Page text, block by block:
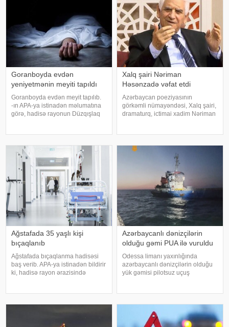
Goranboyda evdən
yeniyetmənin meyiti tapıldı
Goranboyda evdən meyit tapılıb.
-ın APA-ya istinadən məlumatına
görə, hadisə rayonun Düzqışlaq
aşkarlanıb. Hazırda hadis
Xalq şairi Nəriman
Həsənzadə vəfat etdi
Azərbaycan poeziyasının
görkəmli nümayəndəsi, Xalq şairi,
dramaturq, ictimai xadim Nəriman
Həsənzadə iyunun 26-da
səhhətinin pisləşməs
Ağstafada 35 yaşlı kişi
bıçaqlanıb
Ağstafada bıçaqlanma hadisəsi
baş verib. APA-ya istinadən bildirir
ki, hadisə rayon ərazisində
xəsarəti ilə xəstəxanaya çatdırılıb
Azərbaycanlı dənizçilərin
olduğu gəmi PUA ilə vuruldu
Odessa limanı yaxınlığında
azərbaycanlı dənizçilərin olduğu
yük gəmisi pilotsuz uçuş
"Azərbaycan Dənizçilərinə
Dəstək" İctima